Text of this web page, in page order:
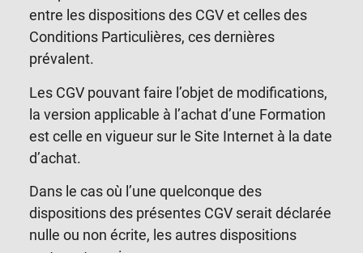
entre les dispositions des CGV et celles des
Conditions Particulières, ces dernières
prévalent.
Les CGV pouvant faire l’objet de modifications,
la version applicable à l’achat d’une Formation
est celle en vigueur sur le Site Internet à la date
d’achat.
Dans le cas où l’une quelconque des
dispositions des présentes CGV serait déclarée
nulle ou non écrite, les autres dispositions